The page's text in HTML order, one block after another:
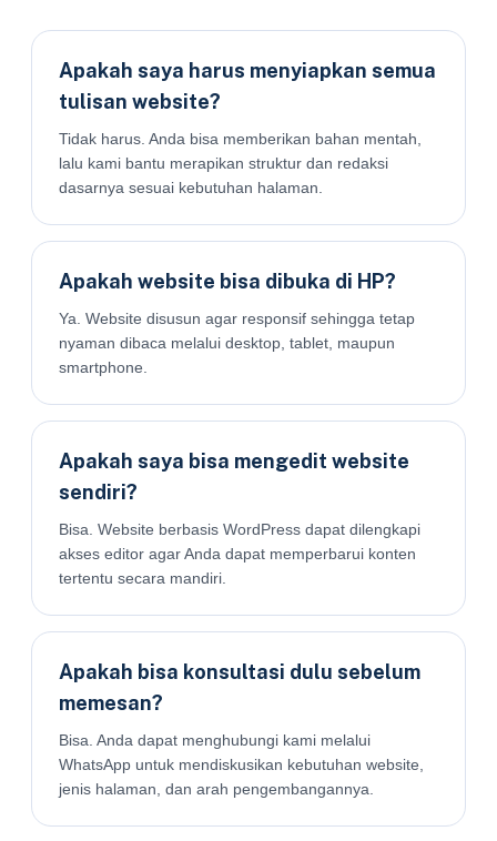
Apakah saya harus menyiapkan semua
tulisan website?
Tidak harus. Anda bisa memberikan bahan mentah,
lalu kami bantu merapikan struktur dan redaksi
dasarnya sesuai kebutuhan halaman.
Apakah website bisa dibuka di HP?
Ya. Website disusun agar responsif sehingga tetap
nyaman dibaca melalui desktop, tablet, maupun
smartphone.
Apakah saya bisa mengedit website
sendiri?
Bisa. Website berbasis WordPress dapat dilengkapi
akses editor agar Anda dapat memperbarui konten
tertentu secara mandiri.
Apakah bisa konsultasi dulu sebelum
memesan?
Bisa. Anda dapat menghubungi kami melalui
WhatsApp untuk mendiskusikan kebutuhan website,
jenis halaman, dan arah pengembangannya.